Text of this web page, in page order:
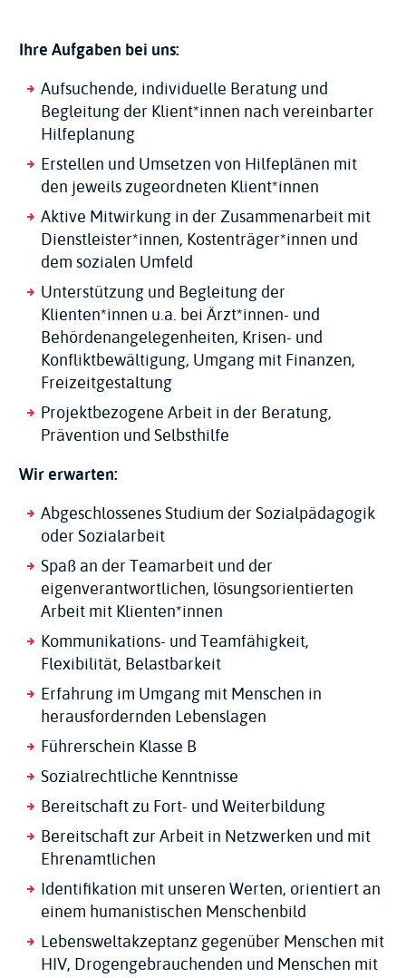
Ihre Aufgaben bei uns:
Aufsuchende, individuelle Beratung und
Begleitung der Klient*innen nach vereinbarter
Hilfeplanung
Erstellen und Umsetzen von Hilfeplänen mit
den jeweils zugeordneten Klient*innen
Aktive Mitwirkung in der Zusammenarbeit mit
Dienstleister*innen, Kostenträger*innen und
dem sozialen Umfeld
Unterstützung und Begleitung der
Klienten*innen u.a. bei Ärzt*innen- und
Behördenangelegenheiten, Krisen- und
Konfliktbewältigung, Umgang mit Finanzen,
Freizeitgestaltung
Projektbezogene Arbeit in der Beratung,
Prävention und Selbsthilfe
Wir erwarten:
Abgeschlossenes Studium der Sozialpädagogik
oder Sozialarbeit
Spaß an der Teamarbeit und der
eigenverantwortlichen, lösungsorientierten
Arbeit mit Klienten*innen
Kommunikations- und Teamfähigkeit,
Flexibilität, Belastbarkeit
Erfahrung im Umgang mit Menschen in
herausfordernden Lebenslagen
Führerschein Klasse B
Sozialrechtliche Kenntnisse
Bereitschaft zu Fort- und Weiterbildung
Bereitschaft zur Arbeit in Netzwerken und mit
Ehrenamtlichen
Identifikation mit unseren Werten, orientiert an
einem humanistischen Menschenbild
Lebensweltakzeptanz gegenüber Menschen mit
HIV, Drogengebrauchenden und Menschen mit